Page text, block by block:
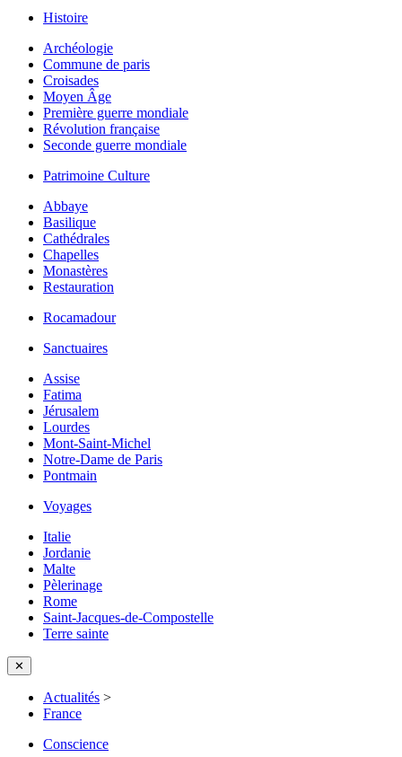
Histoire
Archéologie
Commune de paris
Croisades
Moyen Âge
Première guerre mondiale
Révolution française
Seconde guerre mondiale
Patrimoine Culture
Abbaye
Basilique
Cathédrales
Chapelles
Monastères
Restauration
Rocamadour
Sanctuaires
Assise
Fatima
Jérusalem
Lourdes
Mont-Saint-Michel
Notre-Dame de Paris
Pontmain
Voyages
Italie
Jordanie
Malte
Pèlerinage
Rome
Saint-Jacques-de-Compostelle
Terre sainte
✕
Actualités >
France
Conscience